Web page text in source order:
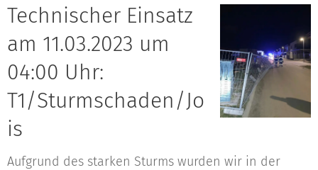
Technischer Einsatz
am 11.03.2023 um
04:00 Uhr:
T1/Sturmschaden/Jo
is
Aufgrund des starken Sturms wurden wir in der